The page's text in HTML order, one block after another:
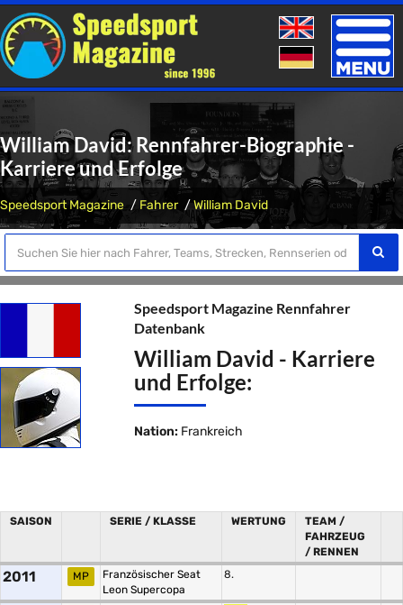
Toggle
William David: Rennfahrer-Biographie -
Karriere und Erfolge
Speedsport Magazine Fahrer William David
Speedsport Magazine Rennfahrer
Datenbank
William David - Karriere
und Erfolge:
Nation: Frankreich
SAISON SERIE / KLASSE WERTUNG
TEAM /
FAHRZEUG
/ RENNEN
2011 MP
Französischer Seat
Leon Supercopa
8.